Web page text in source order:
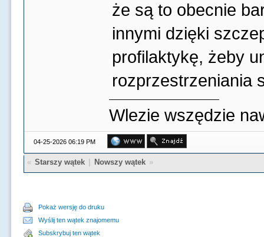
że są to obecnie
innymi dzięki
profilaktykę, żeby
rozprzestrzeniania
Wlezie wszędzie
04-25-2026 06:19 PM
« Starszy wątek Nowszy wątek »
Pokaż wersję do druku
Wyślij ten wątek znajomemu
Subskrybuj ten wątek